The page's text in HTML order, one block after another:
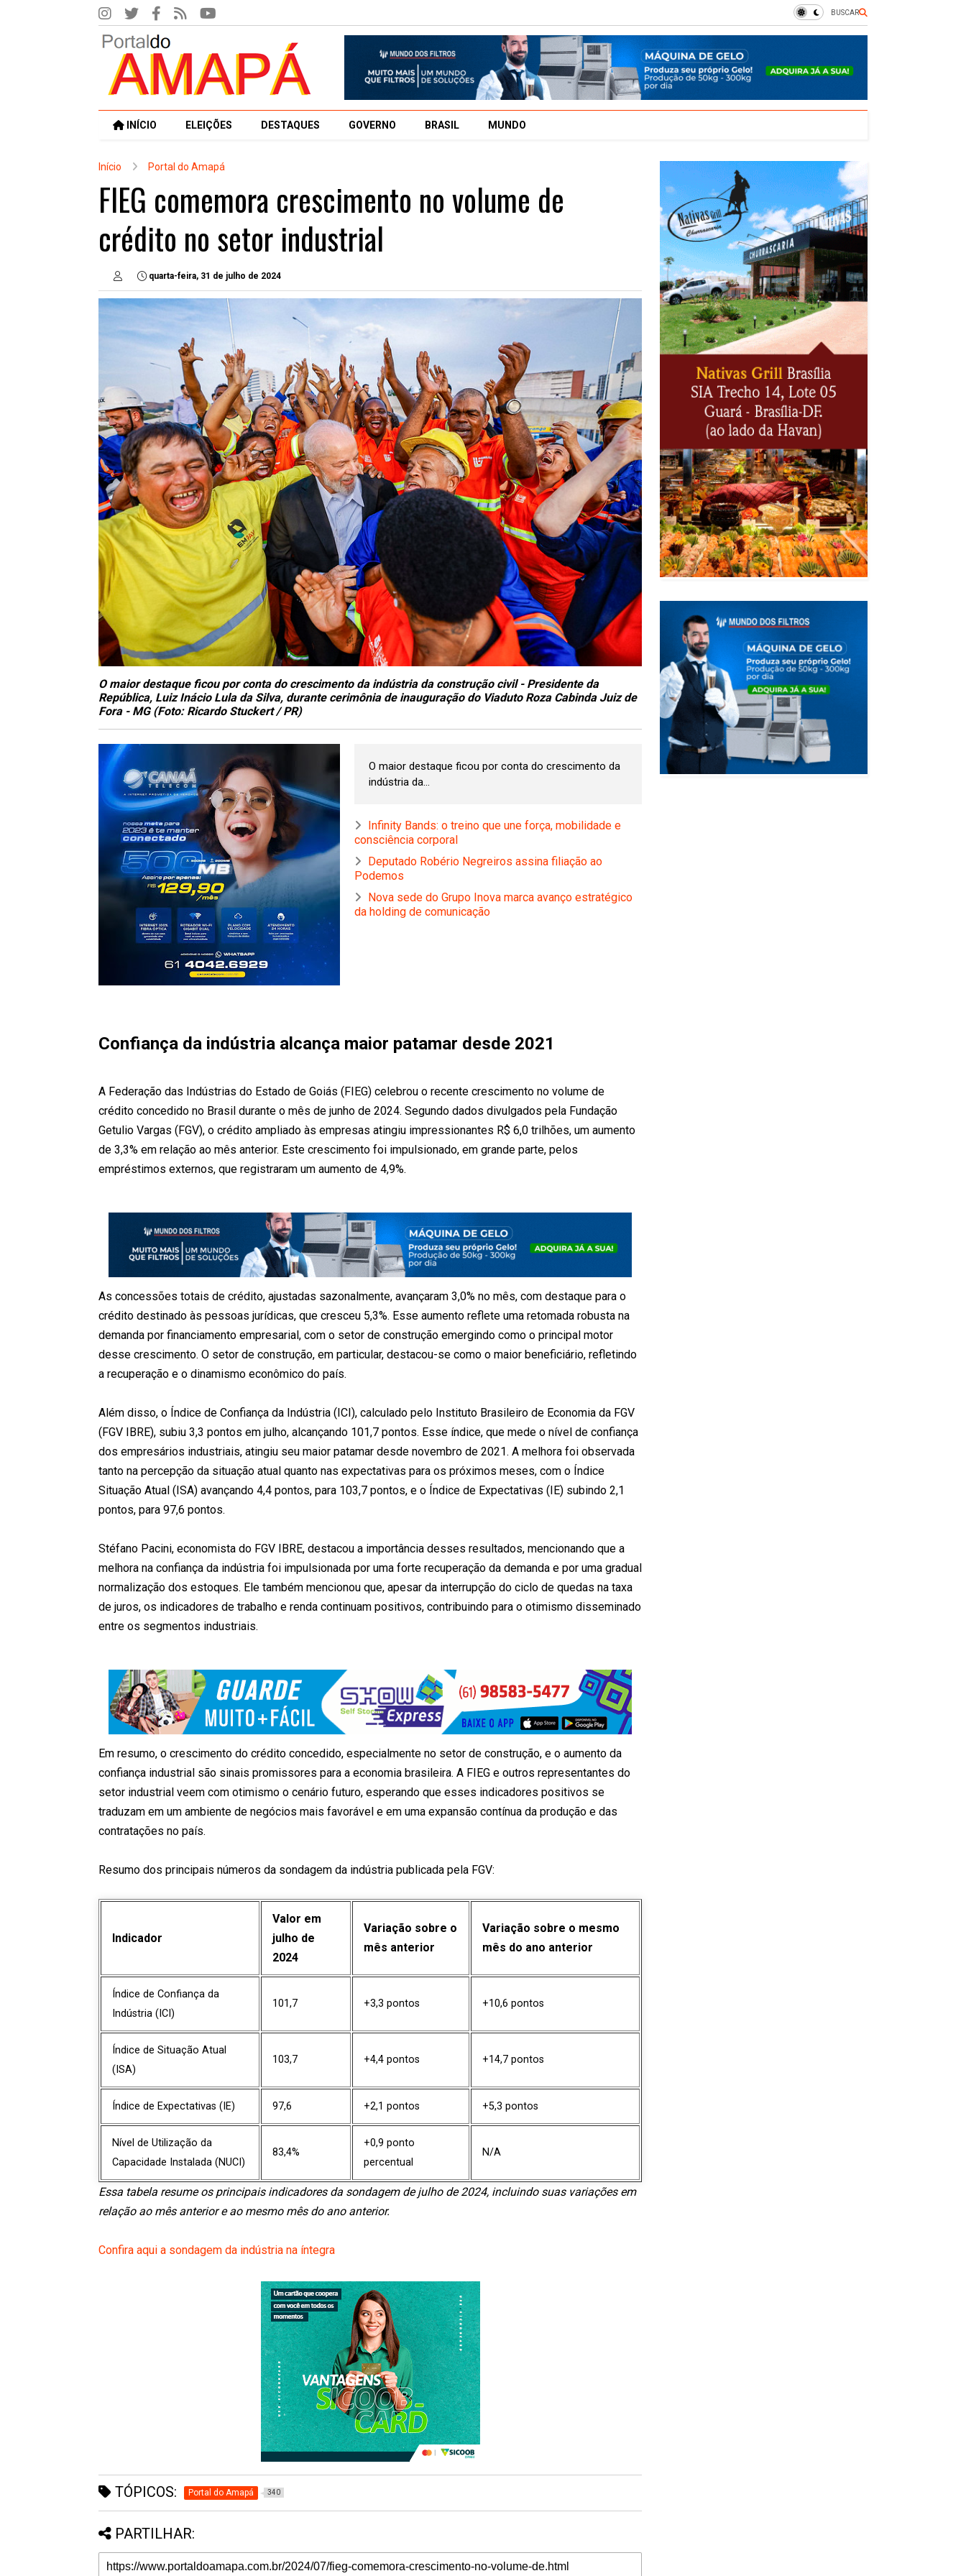
BUSCAR
INÍCIO ELEIÇÕES DESTAQUES GOVERNO BRASIL MUNDO
Início Portal do Amapá
FIEG comemora crescimento no volume de
crédito no setor industrial
quarta-feira, 31 de julho de 2024
O maior destaque ficou por conta do crescimento da indústria da construção civil - Presidente da
República, Luiz Inácio Lula da Silva, durante cerimônia de inauguração do Viaduto Roza Cabinda Juiz de
Fora - MG (Foto: Ricardo Stuckert / PR)
O maior destaque ficou por conta do crescimento da
indústria da...
Infinity Bands: o treino que une força, mobilidade e
consciência corporal
Deputado Robério Negreiros assina filiação ao
Podemos
Nova sede do Grupo Inova marca avanço estratégico
da holding de comunicação
Confiança da indústria alcança maior patamar desde 2021
A Federação das Indústrias do Estado de Goiás (FIEG) celebrou o recente crescimento no volume de
crédito concedido no Brasil durante o mês de junho de 2024. Segundo dados divulgados pela Fundação
Getulio Vargas (FGV), o crédito ampliado às empresas atingiu impressionantes R$ 6,0 trilhões, um aumento
de 3,3% em relação ao mês anterior. Este crescimento foi impulsionado, em grande parte, pelos
empréstimos externos, que registraram um aumento de 4,9%.
As concessões totais de crédito, ajustadas sazonalmente, avançaram 3,0% no mês, com destaque para o
crédito destinado às pessoas jurídicas, que cresceu 5,3%. Esse aumento reflete uma retomada robusta na
demanda por financiamento empresarial, com o setor de construção emergindo como o principal motor
desse crescimento. O setor de construção, em particular, destacou-se como o maior beneficiário, refletindo
a recuperação e o dinamismo econômico do país.
Além disso, o Índice de Confiança da Indústria (ICI), calculado pelo Instituto Brasileiro de Economia da FGV
(FGV IBRE), subiu 3,3 pontos em julho, alcançando 101,7 pontos. Esse índice, que mede o nível de confiança
dos empresários industriais, atingiu seu maior patamar desde novembro de 2021. A melhora foi observada
tanto na percepção da situação atual quanto nas expectativas para os próximos meses, com o Índice
Situação Atual (ISA) avançando 4,4 pontos, para 103,7 pontos, e o Índice de Expectativas (IE) subindo 2,1
pontos, para 97,6 pontos.
Stéfano Pacini, economista do FGV IBRE, destacou a importância desses resultados, mencionando que a
melhora na confiança da indústria foi impulsionada por uma forte recuperação da demanda e por uma gradual
normalização dos estoques. Ele também mencionou que, apesar da interrupção do ciclo de quedas na taxa
de juros, os indicadores de trabalho e renda continuam positivos, contribuindo para o otimismo disseminado
entre os segmentos industriais.
Em resumo, o crescimento do crédito concedido, especialmente no setor de construção, e o aumento da
confiança industrial são sinais promissores para a economia brasileira. A FIEG e outros representantes do
setor industrial veem com otimismo o cenário futuro, esperando que esses indicadores positivos se
traduzam em um ambiente de negócios mais favorável e em uma expansão contínua da produção e das
contratações no país.
Resumo dos principais números da sondagem da indústria publicada pela FGV:
Indicador
Valor em
julho de
2024
Variação sobre o
mês anterior
Variação sobre o mesmo
mês do ano anterior
Índice de Confiança da
Indústria (ICI)
101,7 +3,3 pontos +10,6 pontos
Índice de Situação Atual
(ISA)
103,7 +4,4 pontos +14,7 pontos
Índice de Expectativas (IE) 97,6 +2,1 pontos +5,3 pontos
Nível de Utilização da
Capacidade Instalada (NUCI)
83,4%
+0,9 ponto
percentual
N/A
Essa tabela resume os principais indicadores da sondagem de julho de 2024, incluindo suas variações em
relação ao mês anterior e ao mesmo mês do ano anterior.
Confira aqui a sondagem da indústria na íntegra
TÓPICOS: Portal do Amapá 340
PARTILHAR: